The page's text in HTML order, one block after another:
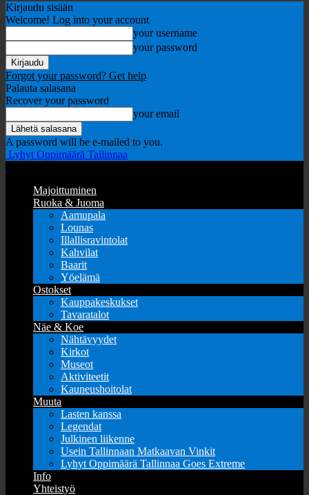
Kirjaudu sisään
Welcome! Log into your account
your username
your password
Forgot your password? Get help
Palauta salasana
Recover your password
your email
A password will be e-mailed to you.
Lyhyt Oppimäärä Tallinnaa
Majoittuminen
Ruoka & Juoma
Aamupala
Lounas
Illallisravintolat
Kahvilat
Baarit
Yöelämä
Ostokset
Kauppakeskukset
Tavaratalot
Näe & Koe
Nähtävyydet
Kirkot
Museot
Aktiviteetit
Kauneushoitolat
Muuta
Lasten kanssa
Legendat
Julkinen liikenne
Usein Tallinnaan Matkaavan Vinkit
Lyhyt Oppimäärä Tallinnaa Goes Extreme
Info
Yhteistyö